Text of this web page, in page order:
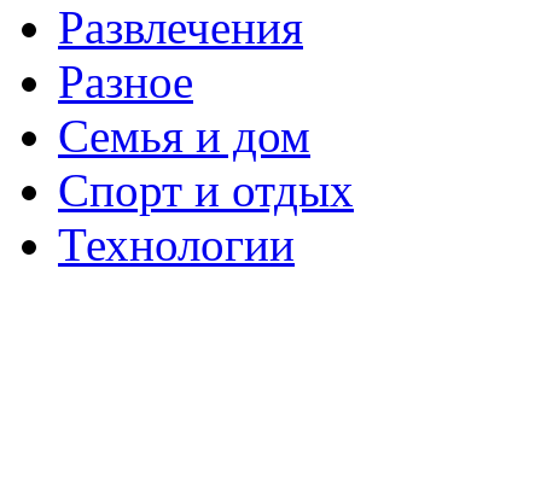
Развлечения
Разное
Семья и дом
Спорт и отдых
Технологии